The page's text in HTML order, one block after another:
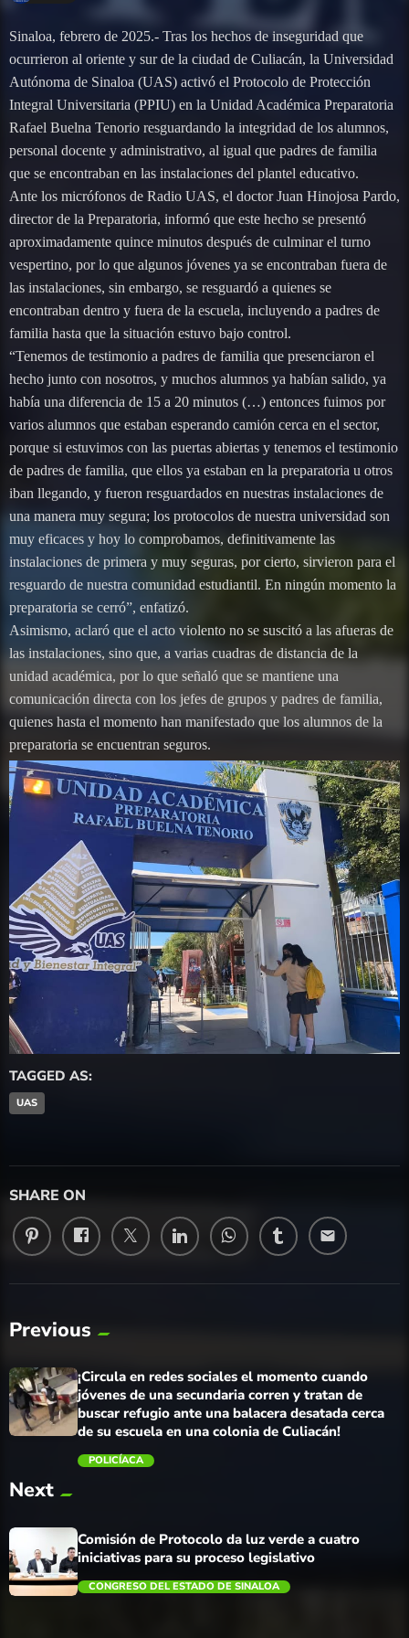
Sinaloa, febrero de 2025.- Tras los hechos de inseguridad que
ocurrieron al oriente y sur de la ciudad de Culiacán, la Universidad
Autónoma de Sinaloa (UAS) activó el Protocolo de Protección
Integral Universitaria (PPIU) en la Unidad Académica Preparatoria
Rafael Buelna Tenorio resguardando la integridad de los alumnos,
personal docente y administrativo, al igual que padres de familia
que se encontraban en las instalaciones del plantel educativo.
Ante los micrófonos de Radio UAS, el doctor Juan Hinojosa Pardo,
director de la Preparatoria, informó que este hecho se presentó
aproximadamente quince minutos después de culminar el turno
vespertino, por lo que algunos jóvenes ya se encontraban fuera de
las instalaciones, sin embargo, se resguardó a quienes se
encontraban dentro y fuera de la escuela, incluyendo a padres de
familia hasta que la situación estuvo bajo control.
“Tenemos de testimonio a padres de familia que presenciaron el
hecho junto con nosotros, y muchos alumnos ya habían salido, ya
había una diferencia de 15 a 20 minutos (…) entonces fuimos por
varios alumnos que estaban esperando camión cerca en el sector,
porque si estuvimos con las puertas abiertas y tenemos el testimonio
de padres de familia, que ellos ya estaban en la preparatoria u otros
iban llegando, y fueron resguardados en nuestras instalaciones de
una manera muy segura; los protocolos de nuestra universidad son
muy eficaces y hoy lo comprobamos, definitivamente las
instalaciones de primera y muy seguras, por cierto, sirvieron para el
resguardo de nuestra comunidad estudiantil. En ningún momento la
preparatoria se cerró”, enfatizó.
Asimismo, aclaró que el acto violento no se suscitó a las afueras de
las instalaciones, sino que, a varias cuadras de distancia de la
unidad académica, por lo que señaló que se mantiene una
comunicación directa con los jefes de grupos y padres de familia,
quienes hasta el momento han manifestado que los alumnos de la
preparatoria se encuentran seguros.
TAGGED AS:
UAS
SHARE ON
email
Previous
trending_flat
¡Circula en redes sociales el momento cuando
jóvenes de una secundaria corren y tratan de
buscar refugio ante una balacera desatada cerca
de su escuela en una colonia de Culiacán!
POLICÍACA
Next
Comisión de Protocolo da luz verde a cuatro
iniciativas para su proceso legislativo
CONGRESO DEL ESTADO DE SINALOA